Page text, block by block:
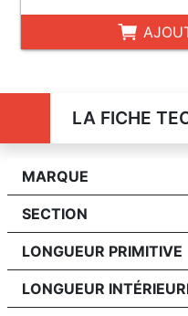
LA FICHE
MARQUE
SECTION
LONGUEUR PRIMITIVE
LONGUEUR